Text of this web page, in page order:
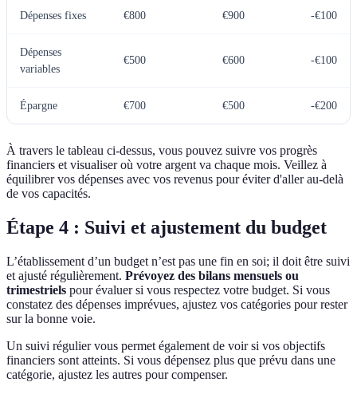
Dépenses fixes €800 €900 -€100
Dépenses
variables
€500 €600 -€100
Épargne €700 €500 -€200
À travers le tableau ci-dessus, vous pouvez suivre vos progrès
financiers et visualiser où votre argent va chaque mois. Veillez à
équilibrer vos dépenses avec vos revenus pour éviter d'aller au-delà
de vos capacités.
Étape 4 : Suivi et ajustement du budget
L’établissement d’un budget n’est pas une fin en soi; il doit être suivi
et ajusté régulièrement. Prévoyez des bilans mensuels ou
trimestriels pour évaluer si vous respectez votre budget. Si vous
constatez des dépenses imprévues, ajustez vos catégories pour rester
sur la bonne voie.
Un suivi régulier vous permet également de voir si vos objectifs
financiers sont atteints. Si vous dépensez plus que prévu dans une
catégorie, ajustez les autres pour compenser.